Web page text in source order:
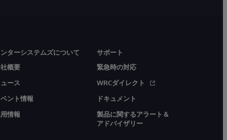
ターシステムズについて
概要
ース
ント情報
情報
サポート
緊急時の対応
WRCダイレクト
ドキュメント
製品に関するアラート＆
アドバイザリー